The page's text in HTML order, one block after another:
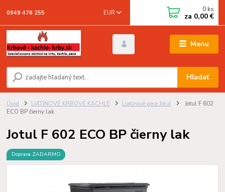
Menu
EUR
Hľadať
0949 476 255 0 ks
za 0,00 €
Úvod LIATINOVÉ KRBOVÉ KACHLE Liatinové pece Jotul
Jotul F 602
ECO BP čierny lak
Jotul F 602 ECO BP čierny lak
Doprava ZADARMO